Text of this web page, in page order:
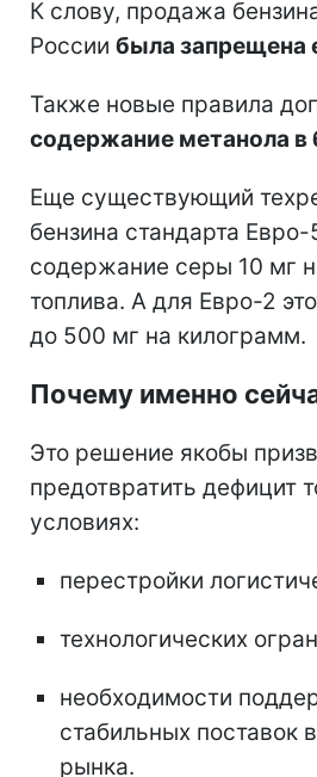
К слову, продажа
России была запрещена
Также новые правила
содержание метанола в
Еще существующий
бензина стандарта
содержание серы 10 мг
топлива. А для Евро-2
до 500 мг на килограмм.
Почему именно
Это решение якобы
предотвратить дефицит
условиях:
перестройки
технологических
необходимости
стабильных поставок
рынка.